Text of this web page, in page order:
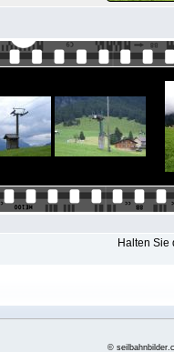
Halten Sie
©